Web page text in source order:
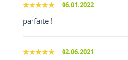
06.01.2022
parfaite !
02.06.2021